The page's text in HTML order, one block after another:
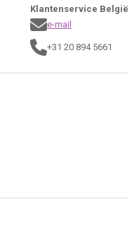
Klantenservice België
e-mail
+31 20 894 5661